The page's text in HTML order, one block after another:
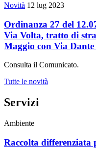
Novità 12 lug 2023
Ordinanza 27 del
Via Volta, tratto di
Maggio con Via
Consulta il Comunicato.
Tutte le novità
Servizi
Ambiente
Raccolta